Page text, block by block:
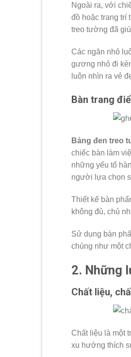
Ngoài ra, với
đồ hoặc trang trí
treo tường đã
Các ngăn nhỏ
gương nhỏ đi
luôn nhìn ra vẻ
Bàn trang
Bảng đen treo
chiếc bàn làm
những yếu tố
người lựa chọn
Thiết kế bàn
không đủ, chủ
Sử dụng bàn
chúng như một
2. Những
Chất liệu,
Chất liệu là một
xu hướng thích